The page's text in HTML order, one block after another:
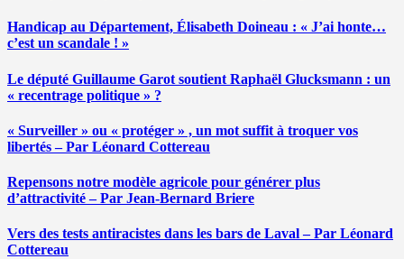
Handicap au Département, Élisabeth Doineau : « J’ai honte…
c’est un scandale ! »
Le député Guillaume Garot soutient Raphaël Glucksmann : un
« recentrage politique » ?
« Surveiller » ou « protéger » , un mot suffit à troquer vos
libertés – Par Léonard Cottereau
Repensons notre modèle agricole pour générer plus
d’attractivité – Par Jean-Bernard Briere
Vers des tests antiracistes dans les bars de Laval – Par Léonard
Cottereau